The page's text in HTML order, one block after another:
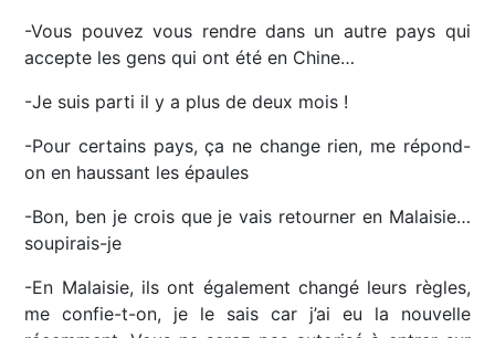
-Vous pouvez vous rendre dans un autre pays qui
accepte les gens qui ont été en Chine…
-Je suis parti il y a plus de deux mois !
-Pour certains pays, ça ne change rien, me répond-
on en haussant les épaules
-Bon, ben je crois que je vais retourner en Malaisie…
soupirais-je
-En Malaisie, ils ont également changé leurs règles,
me confie-t-on, je le sais car j’ai eu la nouvelle